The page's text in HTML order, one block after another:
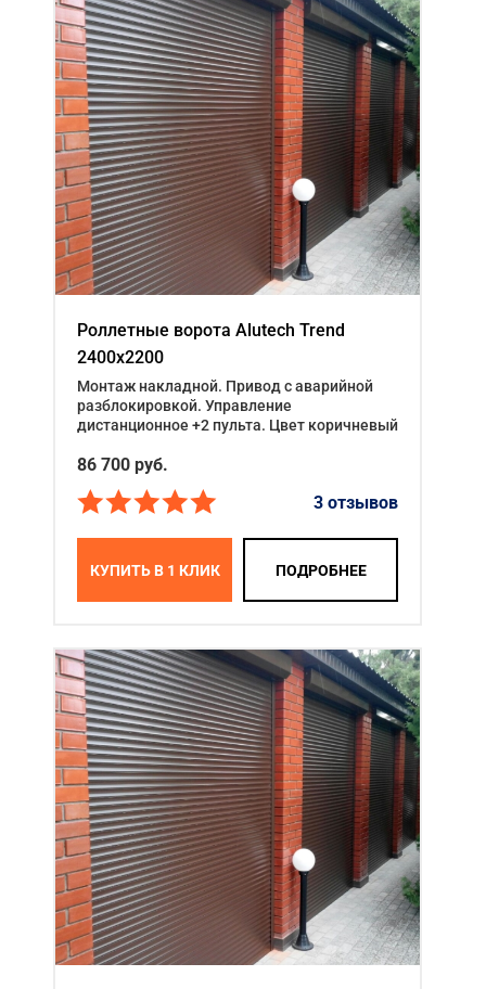
О компании
Где купить
Отзывы
Контакты
Роллетные ворота Alutech Trend
2400x2200
Монтаж накладной. Привод с аварийной
разблокировкой. Управление
дистанционное +2 пульта. Цвет коричневый
86 700 руб.
3 отзывов
КУПИТЬ В 1 КЛИК ПОДРОБНЕЕ